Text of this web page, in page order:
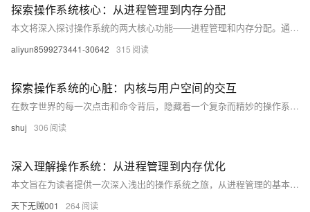
探索操作系统核心：从进程管理到内存分配
本文将深入探讨操作系统的两大核心功能——进程管理和内存分配。通过直观的代码示例，我们将了解如何在操作系统中实现这些基本功能，以及它们如何影响系统性能和稳定性。文章旨在为读者提供一个清晰的操作系统内部工作机制视角，同时强调理解和掌握这些概念对于任何软件开发人员的重要性。
aliyun8599273441-30642 315
探索操作系统的心脏：内核与用户空间的交互
在数字世界的每一次点击和命令背后，隐藏着一个复杂而精妙的操作系统世界。本文将带你走进这个世界的核心，揭示内核与用户空间的神秘交互。通过深入浅出的解释和直观的代码示例，我们将一起理解操作系统如何协调硬件资源，管理进程和内存，以及提供文件系统服务。无论你是编程新手还是资深开发者，这篇文章都将为你打开一扇通往操作系统深层原理的大门。让我们一起开始这段旅程，探索那些支撑我们日常数字生活的技术基石吧！
shuj 306
深入理解操作系统：从进程管理到内存优化
本文旨在为读者提供一次深入浅出的操作系统之旅，从进程管理的基本概念出发，逐步探索到内存管理的高级技巧。我们将通过实际代码示例，揭示操作系统如何高效地调度和优化资源，确保系统稳定运行。无论你是初学者还是有一定基础的开发者，这篇文章都将为你打开一扇了解操作系统深层工作原理的大门。
天下无贼001 264